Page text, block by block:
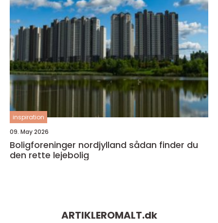
inspiration
09. May 2026
Boligforeninger nordjylland sådan finder du
den rette lejebolig
ARTIKLEROMALT.dk